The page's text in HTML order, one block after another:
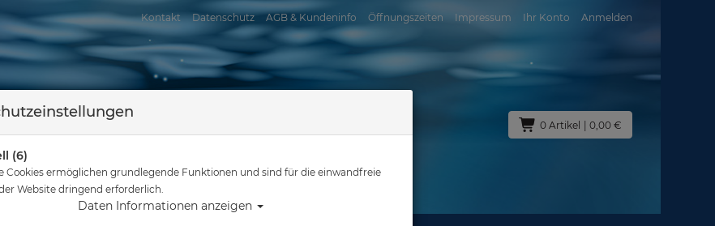
Kontakt Datenschutz AGB & Kundeninfo Öffnungszeiten Impressum Ihr Konto Anmelden
0 Artikel | 0,00 €
(6)
Cookies ermöglichen grundlegende Funktionen und sind für die einwandfreie
Website dringend erforderlich.
Daten Informationen anzeigen